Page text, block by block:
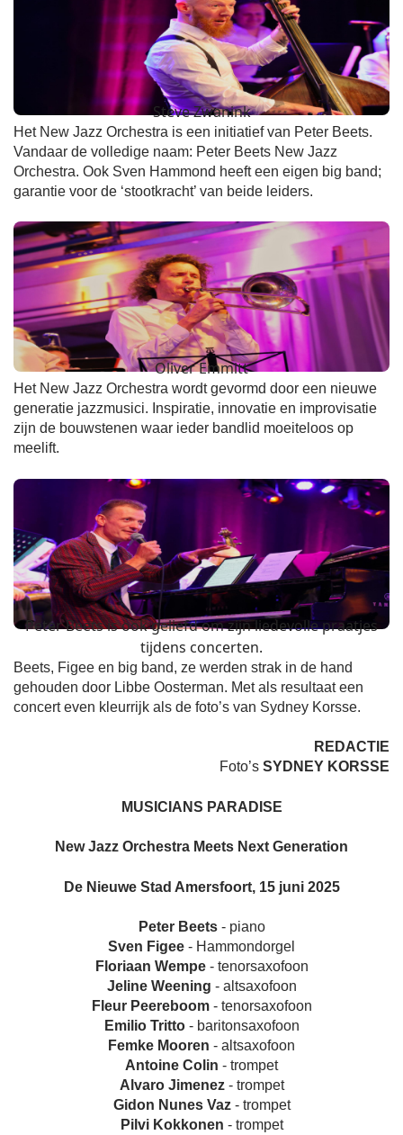
Steve Zwanink
Het New Jazz Orchestra is een initiatief van Peter Beets.
Vandaar de volledige naam: Peter Beets New Jazz
Orchestra. Ook Sven Hammond heeft een eigen big band;
garantie voor de ‘stootkracht’ van beide leiders.
Oliver Emmitt
Het New Jazz Orchestra wordt gevormd door een nieuwe
generatie jazzmusici. Inspiratie, innovatie en improvisatie
zijn de bouwstenen waar ieder bandlid moeiteloos op
meelift.
Peter Beets is ook geliefd om zijn liedevolle praatjes
tijdens concerten.
Beets, Figee en big band, ze werden strak in de hand
gehouden door Libbe Oosterman. Met als resultaat een
concert even kleurrijk als de foto’s van Sydney Korsse.
REDACTIE
Foto’s SYDNEY KORSSE
MUSICIANS PARADISE
New Jazz Orchestra Meets Next Generation
De Nieuwe Stad Amersfoort, 15 juni 2025
Peter Beets- piano
Sven Figee - Hammondorgel
Floriaan Wempe- tenorsaxofoon
Jeline Weening - altsaxofoon
Fleur Peereboom- tenorsaxofoon
Emilio Tritto- baritonsaxofoon
Femke Mooren - altsaxofoon
Antoine Colin - trompet
Alvaro Jimenez- trompet
Gidon Nunes Vaz- trompet
Pilvi Kokkonen - trompet